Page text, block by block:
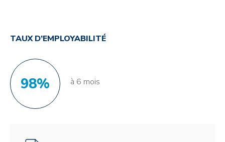
TAUX D’EMPLOYABILITÉ
98% à 6 mois